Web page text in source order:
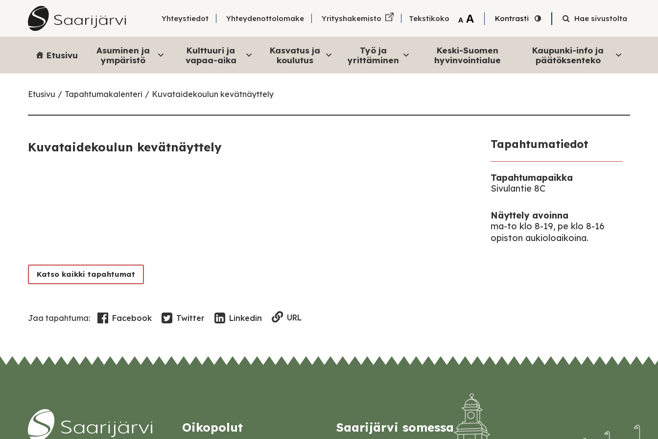
Skip to content
Yhteystiedot Yhteydenottolomake Yrityshakemisto Tekstikoko A Tekstin pienentäminen
A Tekstin suurentaminen
Kontrasti Hae sivustolta
Etusivu
Asuminen ja
ympäristö
Kulttuuri ja
vapaa-aika
Kasvatus ja
koulutus
Työ ja
yrittäminen
Keski-Suomen
hyvinvointialue
Kaupunki-info ja
päätöksenteko
Etusivu Tapahtumakalenteri Kuvataidekoulun kevätnäyttely
Kuvataidekoulun kevätnäyttely Tapahtumatiedot
Tapahtumapaikka
Sivulantie 8C
Näyttely avoinna
ma-to klo 8-19, pe klo 8-16
opiston aukioloaikoina.
Katso kaikki tapahtumat
Jaa tapahtuma: Facebook Twitter Linkedin URL
Oikopolut Saarijärvi somessa